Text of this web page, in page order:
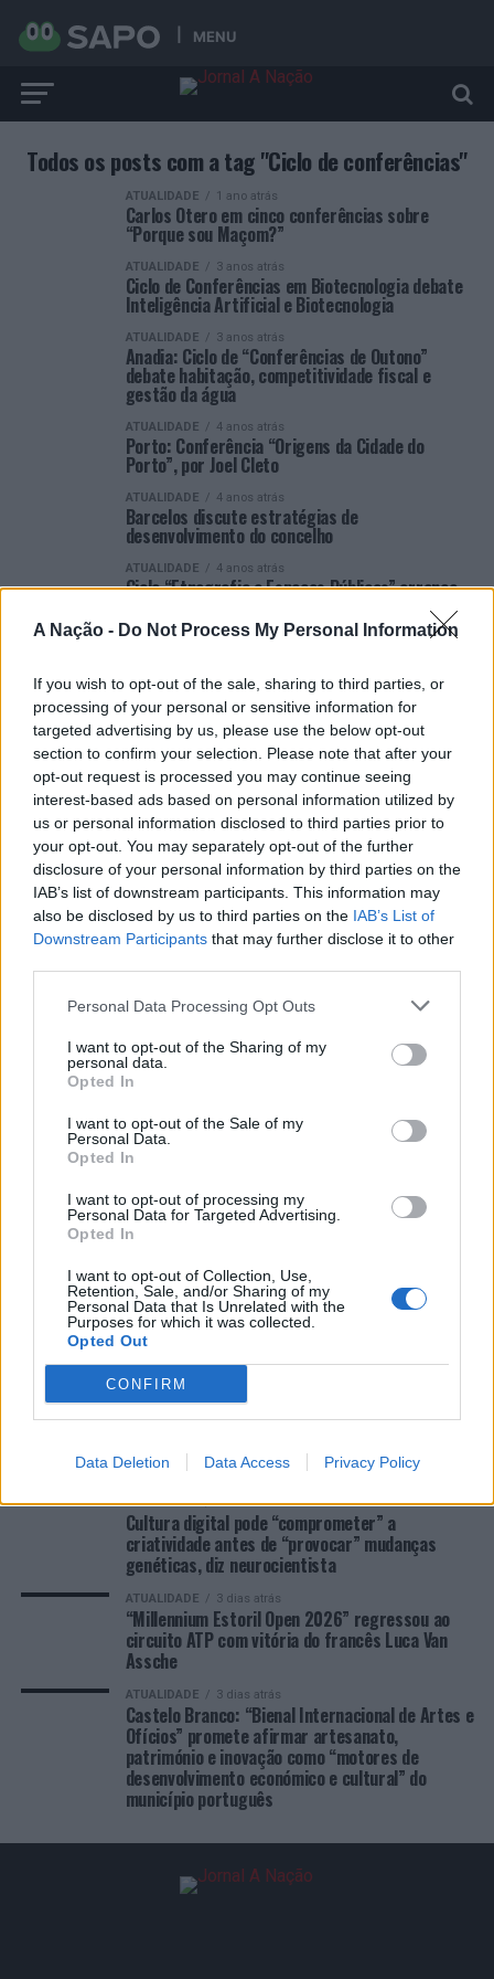
A Nação - Do Not Process My Personal Information
If you wish to opt-out of the sale, sharing to third parties, or
processing of your personal or sensitive information for
targeted advertising by us, please use the below opt-out
section to confirm your selection. Please note that after your
opt-out request is processed you may continue seeing
interest-based ads based on personal information utilized by
us or personal information disclosed to third parties prior to
your opt-out. You may separately opt-out of the further
disclosure of your personal information by third parties on the
IAB’s list of downstream participants. This information may
also be disclosed by us to third parties on the IAB’s List of
Downstream Participants that may further disclose it to other
Personal Data Processing Opt Outs
I want to opt-out of the Sharing of my
personal data.
Opted In
I want to opt-out of the Sale of my
Personal Data.
Opted In
I want to opt-out of processing my
Personal Data for Targeted Advertising.
Opted In
I want to opt-out of Collection, Use,
Retention, Sale, and/or Sharing of my
Personal Data that Is Unrelated with the
Purposes for which it was collected.
Opted Out
CONFIRM
Data Deletion Data Access Privacy Policy
MENU
Todos os posts com a tag "Ciclo de conferências"
ATUALIDADE 1 ano atrás
Carlos Otero em cinco conferências sobre
“Porque sou Maçom?”
ATUALIDADE 3 anos atrás
Ciclo de Conferências em Biotecnologia debate
Inteligência Artificial e Biotecnologia
ATUALIDADE 3 anos atrás
Anadia: Ciclo de “Conferências de Outono”
debate habitação, competitividade fiscal e
gestão da água
ATUALIDADE 4 anos atrás
Porto: Conferência “Origens da Cidade do
Porto”, por Joel Cleto
ATUALIDADE 4 anos atrás
Barcelos discute estratégias de
desenvolvimento do concelho
ATUALIDADE 4 anos atrás
Ciclo “Etnografia e Espaços Públicos” arranca
ATUALIDADE 5 anos atrás
sobre inovação pedagógica entre janeiro e
fevereiro
ARTIGOS RECENTES
Cultura digital pode “comprometer” a criatividade antes
de “provocar” mudanças genéticas, diz neurocientista
“Millennium Estoril Open 2026” regressou ao circuito ATP
Castelo Branco: “Bienal Internacional de Artes e Ofícios”
promete afirmar artesanato, património e inovação como
“motores de desenvolvimento económico e cultural” do
município português
Covilhã: Especialista aponta investimento estrangeiro e
valorização imobiliária como motores do crescimento da
Beira Interior
Rio de Janeiro: Governo do Estado propõe parceria com a
FUNCEX para “reforçar inteligência sobre comércio
exterior”
COMENTÁRIOS RECENTES
ÚLTIMAS DESTAQUE VIDEOS
ATUALIDADE 2 dias atrás
Cultura digital pode “comprometer” a
criatividade antes de “provocar” mudanças
genéticas, diz neurocientista
ATUALIDADE 3 dias atrás
“Millennium Estoril Open 2026” regressou ao
circuito ATP com vitória do francês Luca Van
Assche
ATUALIDADE 3 dias atrás
Castelo Branco: “Bienal Internacional de Artes e
Ofícios” promete afirmar artesanato,
património e inovação como “motores de
desenvolvimento económico e cultural” do
município português